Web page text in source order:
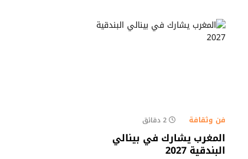
فن وثقافة 2 دقائق
المغرب يشارك في بينالي
البندقية 2027